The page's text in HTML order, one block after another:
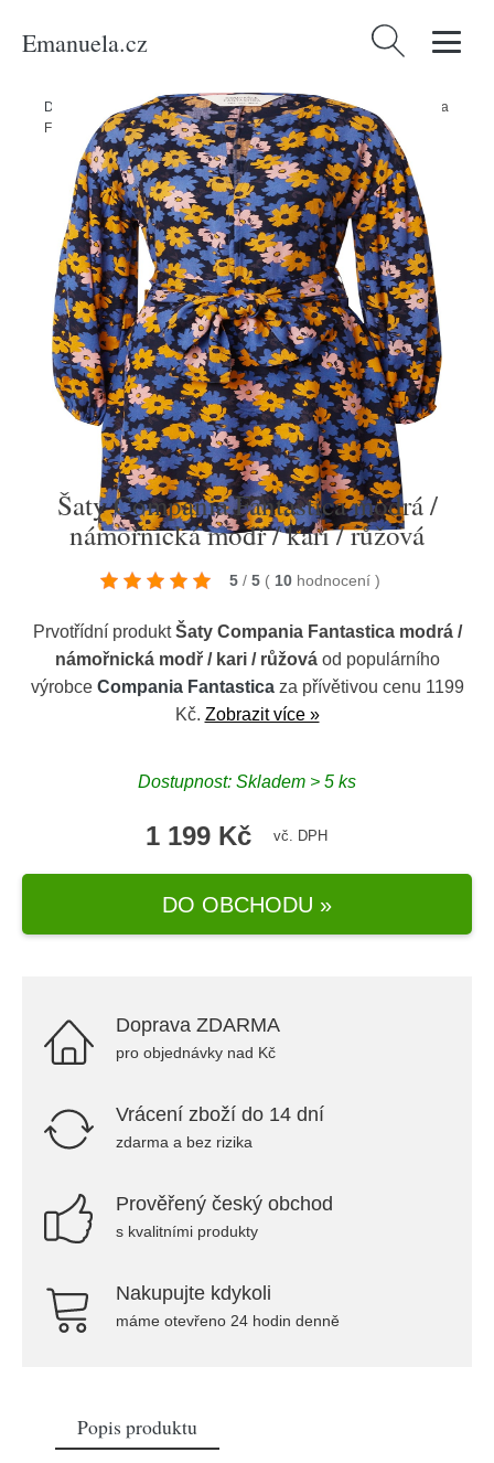
Emanuela.cz Vyhledávání
Domů Produkty/Ženy/Oblečení/Šaty/Mini šaty/Šaty Compania
Fantastica modrá / námořnická modř / kari / růžová
Šaty Compania Fantastica modrá /
námořnická modř / kari / růžová
5 / 5 ( 10 hodnocení )
Prvotřídní produktŠaty Compania Fantastica modrá /
námořnická modř / kari / růžováod populárního
výrobce Compania Fantasticaza přívětivou cenu 1199
Kč. Zobrazit více »
Dostupnost: Skladem > 5 ks
1 199 Kč vč. DPH
DO OBCHODU »
Doprava ZDARMA
pro objednávky nad Kč
Vrácení zboží do 14 dní
zdarma a bez rizika
Prověřený český obchod
s kvalitními produkty
Nakupujte kdykoli
máme otevřeno 24 hodin denně
Popis produktu